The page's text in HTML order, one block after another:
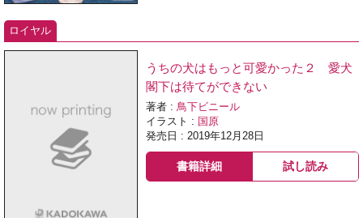
ロイヤル
うちの犬はもっと可愛かった２ 愛犬
閣下は待てができない
著者 :鳥下ビニール
イラスト : 国原
発売日 : 2019年12月28日
書籍詳細 試し読み